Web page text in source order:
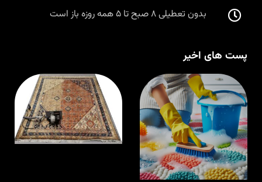
بدون تعطیلی ۸ صبح تا ۵ همه روزه باز است
پست های اخیر
قالیشویی در
اسلامشهر با
مواد نانو و
ضدحساسیت